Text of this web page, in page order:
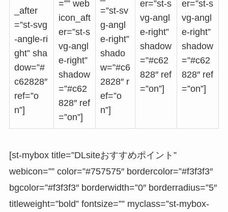
_after
=”st-svg
-angle-ri
ght” sha
dow=”#
c62828″
ref=”o
n”]
=”” web
icon_aft
er=”st-s
vg-angl
e-right”
shadow
=”#c62
828″ ref
=”on”]
=”st-sv
g-angl
e-right”
shado
w=”#c6
2828″ r
ef=”o
n”]
er=”st-s
vg-angl
e-right”
shadow
=”#c62
828″ ref
=”on”]
er=”st-s
vg-angl
e-right”
shadow
=”#c62
828″ ref
=”on”]
[st-mybox title=”DLsiteおすすめポイント”
webicon=”” color=”#757575″ bordercolor=”#f3f3f3″
bgcolor=”#f3f3f3″ borderwidth=”0″ borderradius=”5″
titleweight=”bold” fontsize=”” myclass=”st-mybox-